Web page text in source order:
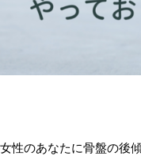
性のあなたに骨盤の後